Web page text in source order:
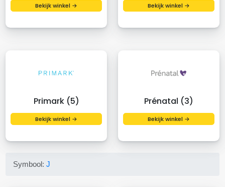
Bekijk winkel → Bekijk winkel →
Primark (5)
Bekijk winkel →
Prénatal (3)
Bekijk winkel →
Symbool:J